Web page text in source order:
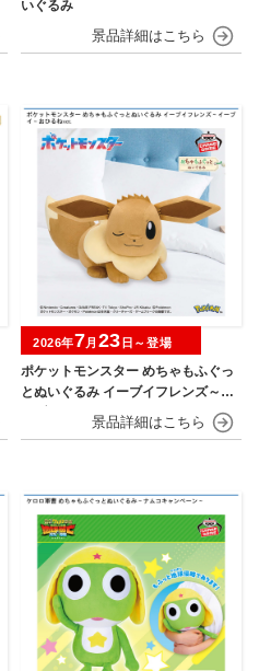
いぐるみ
ポケットモンスター めちゃもふぐっ
とぬいぐるみ イーブイフレンズ～イ
ーブイ～おひるねver.
2026年7月 23 日～登場